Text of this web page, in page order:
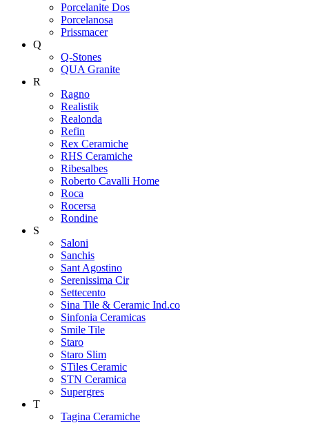
Porcelanite Dos
Porcelanosa
Prissmacer
Q
Q-Stones
QUA Granite
R
Ragno
Realistik
Realonda
Refin
Rex Ceramiche
RHS Ceramiche
Ribesalbes
Roberto Cavalli Home
Roca
Rocersa
Rondine
S
Saloni
Sanchis
Sant Agostino
Serenissima Cir
Settecento
Sina Tile & Ceramic Ind.co
Sinfonia Ceramicas
Smile Tile
Staro
Staro Slim
STiles Ceramic
STN Ceramica
Supergres
T
Tagina Ceramiche